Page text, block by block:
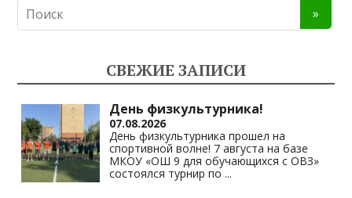
o
as
s
ni
ki
gr
a
m
s
A
p
p
y
Li
n
k
СВЕЖИЕ ЗАПИСИ
День физкультурника!
07.08.2026
День физкультурника прошел на
спортивной волне! 7 августа на базе
МКОУ «ОШ 9 для обучающихся с ОВЗ»
состоялся турнир по ...